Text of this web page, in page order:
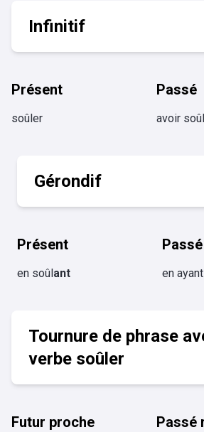
Infinitif
Présent
soûler
Passé
avoir soûl
Gérondif
Présent
en soûlant
Passé
en
Tournure de phrase
verbe soûler
Futur proche Passé